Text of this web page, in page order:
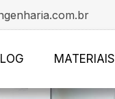
MATERIAIS